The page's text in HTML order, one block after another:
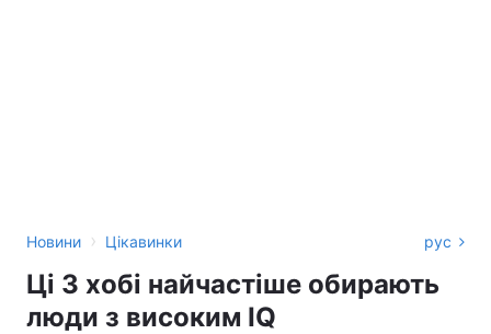
Новини › Цікавинки рус
Ці 3 хобі найчастіше обирають
люди з високим IQ